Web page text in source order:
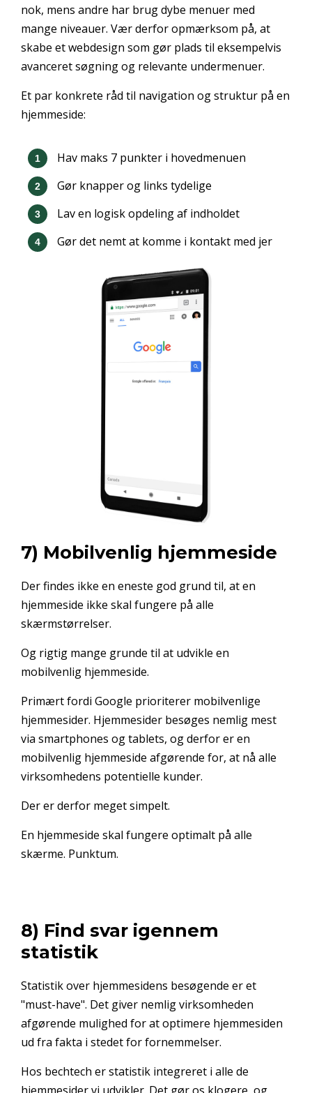
nok, mens andre har brug dybe menuer med
mange niveauer. Vær derfor opmærksom på, at
skabe et webdesign som gør plads til eksempelvis
avanceret søgning og relevante undermenuer.
Et par konkrete råd til navigation og struktur på en
hjemmeside:
Hav maks 7 punkter i hovedmenuen
Gør knapper og links tydelige
Lav en logisk opdeling af indholdet
Gør det nemt at komme i kontakt med jer
7) Mobilvenlig hjemmeside
Der findes ikke en eneste god grund til, at en
hjemmeside ikke skal fungere på alle
skærmstørrelser.
Og rigtig mange grunde til at udvikle en
mobilvenlig hjemmeside.
Primært fordi Google prioriterer mobilvenlige
hjemmesider. Hjemmesider besøges nemlig mest
via smartphones og tablets, og derfor er en
mobilvenlig hjemmeside afgørende for, at nå alle
virksomhedens potentielle kunder.
Der er derfor meget simpelt.
En hjemmeside skal fungere optimalt på alle
skærme. Punktum.
8) Find svar igennem
statistik
Statistik over hjemmesidens besøgende er et
"must-have". Det giver nemlig virksomheden
afgørende mulighed for at optimere hjemmesiden
ud fra fakta i stedet for fornemmelser.
Hos bechtech er statistik integreret i alle de